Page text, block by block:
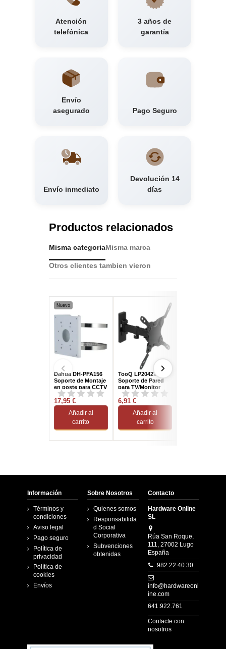
Atención
telefónica
3 años de
garantía
Envío
asegurado
Pago Seguro
Envío inmediato
Devolución 14
días
Productos relacionados
Misma categoriaMisma marca
Otros clientes tambien vieron
Nuevo
Dahua DH-PFA156
Soporte de Montaje
en poste para CCTV
17,95 €
Añadir al
carrito
TooQ LP2042TNL-B
Soporte de Pared
para TV/Monitor
13"-42" Máx. 20Kg
Negro
6,91 €
Añadir al
carrito
Información
Términos y
condiciones
Aviso legal
Pago seguro
Política de
privacidad
Política de
cookies
Envíos
Sobre Nosotros
Quienes somos
Responsabilida
d Social
Corporativa
Subvenciones
obtenidas
Contacto
Hardware Online
SL
Rúa San Roque,
111, 27002 Lugo
España
982 22 40 30
info@hardwareonl
ine.com
641.922.761
Contacte con
nosotros